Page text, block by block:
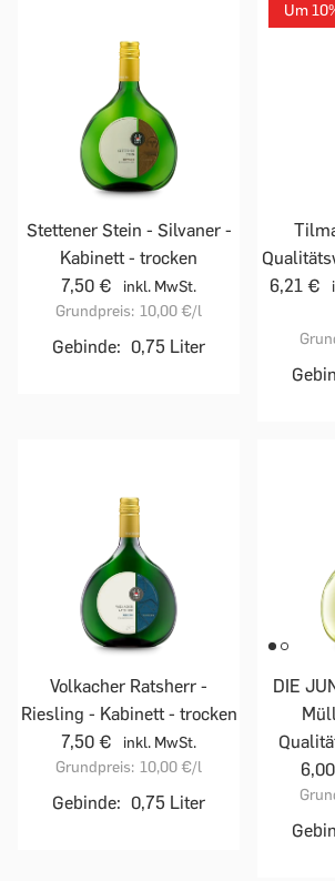
Stettener Stein - Silvaner -
Kabinett - trocken
7,50 €
inkl. MwSt.
Grundpreis: 10,00 €/l
Gebinde: 0,75 Liter
Um
6,21 €
Volkacher Ratsherr -
Riesling - Kabinett - trocken
7,50 €
inkl. MwSt.
Grundpreis: 10,00 €/l
Gebinde: 0,75 Liter
DIE